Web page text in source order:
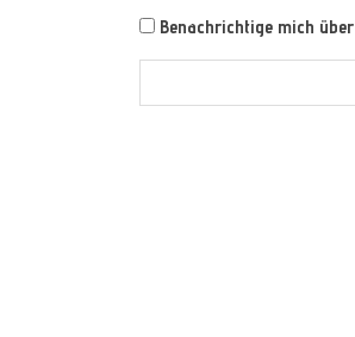
Benachrichtige mich